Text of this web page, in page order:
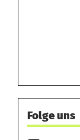
Folge uns